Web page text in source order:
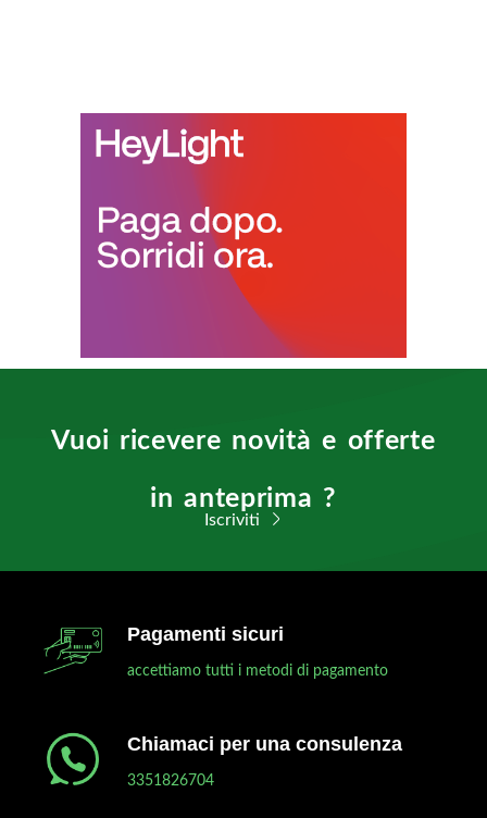
Vuoi ricevere novità e offerte
in anteprima ?
Iscriviti
Pagamenti sicuri
accettiamo tutti i metodi di pagamento
Chiamaci per una consulenza
3351826704